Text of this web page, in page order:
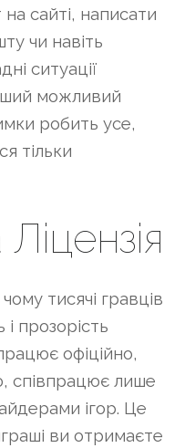
сайті, написати
чи навіть
ситуації
можливий
робить усе,
тільки
тисячі гравців
прозорість
офіційно,
співпрацює лише
ігор. Це
ви отримаєте